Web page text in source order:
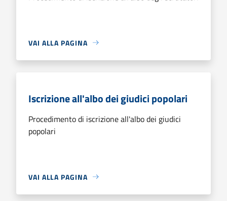
VAI ALLA PAGINA
Iscrizione all'albo dei giudici popolari
Procedimento di iscrizione all'albo dei giudici
popolari
VAI ALLA PAGINA